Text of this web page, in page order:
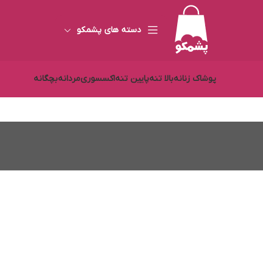
دسته های پشمکو
پوشاک زنانهبالا تنهپایین تنهاکسسوریمردانهبچگانه